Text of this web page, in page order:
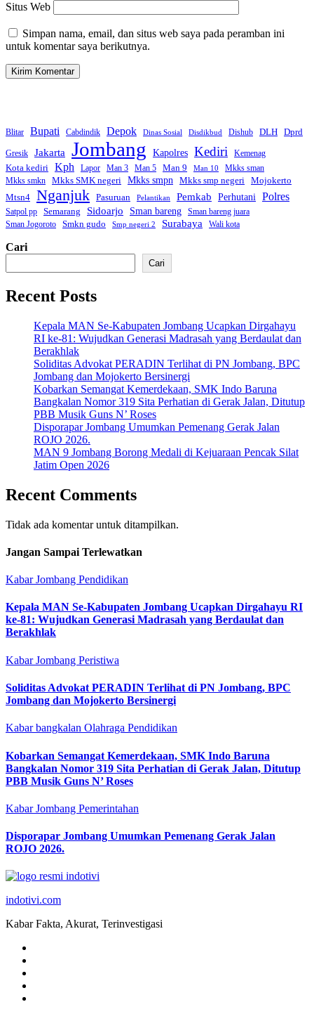
Situs Web
Simpan nama, email, dan situs web saya pada peramban ini
untuk komentar saya berikutnya.
Blitar Bupati Cabdindik Depok Dinas Sosial Disdikbud Dishub DLH Dprd
Gresik Jakarta Jombang Kapolres Kediri Kemenag
Kota kediri Kph Lapor Man 3 Man 5 Man 9 Man 10
Mkks sman
Mkks smkn
Mkks SMK negeri Mkks smpn Mkks smp negeri Mojokerto
Mtsn4 Nganjuk Pasuruan Pelantikan Pemkab Perhutani Polres
Satpol pp Semarang Sidoarjo Sman bareng
Sman bareng juara
Sman Jogoroto
Smkn gudo Smp negeri 2 Surabaya Wali kota
Cari
Cari
Recent Posts
Kepala MAN Se-Kabupaten Jombang Ucapkan Dirgahayu
RI ke-81: Wujudkan Generasi Madrasah yang Berdaulat dan
Berakhlak
Soliditas Advokat PERADIN Terlihat di PN Jombang, BPC
Jombang dan Mojokerto Bersinergi
Kobarkan Semangat Kemerdekaan, SMK Indo Baruna
Bangkalan Nomor 319 Sita Perhatian di Gerak Jalan, Ditutup
PBB Musik Guns N’ Roses
Disporapar Jombang Umumkan Pemenang Gerak Jalan
ROJO 2026.
MAN 9 Jombang Borong Medali di Kejuaraan Pencak Silat
Jatim Open 2026
Recent Comments
Tidak ada komentar untuk ditampilkan.
Jangan Sampai Terlewatkan
Kabar Jombang Pendidikan
Kepala MAN Se-Kabupaten Jombang Ucapkan Dirgahayu RI
ke-81: Wujudkan Generasi Madrasah yang Berdaulat dan
Berakhlak
Kabar Jombang Peristiwa
Soliditas Advokat PERADIN Terlihat di PN Jombang, BPC
Jombang dan Mojokerto Bersinergi
Kabar bangkalan Olahraga Pendidikan
Kobarkan Semangat Kemerdekaan, SMK Indo Baruna
Bangkalan Nomor 319 Sita Perhatian di Gerak Jalan, Ditutup
PBB Musik Guns N’ Roses
Kabar Jombang Pemerintahan
Disporapar Jombang Umumkan Pemenang Gerak Jalan
ROJO 2026.
indotivi.com
Kabar Fakta, Akurat, Terinvestigasi